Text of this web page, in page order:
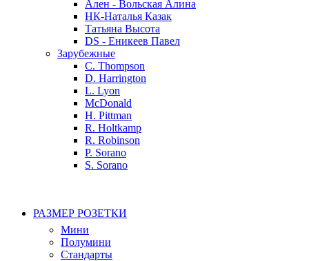
Ален - Вольская Алина
НК-Наталья Казак
Татьяна Высота
DS - Еникеев Павел
Зарубежные
C. Thompson
D. Harrington
L. Lyon
McDonald
H. Pittman
R. Holtkamp
R. Robinson
P. Sorano
S. Sorano
РАЗМЕР РОЗЕТКИ
Мини
Полумини
Стандарты